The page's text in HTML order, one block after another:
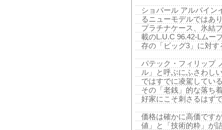
ショパール アルパイン
るニューモデルではあ
プラチナケース、氷結
載のL.U.C 96.42-Lムー
存の「ビッグ3」に対
パテック・フィリップ
ル」と呼ぶにふさわし
ではすでに凌駕してい
その「老銭」的な落ち
好家にこそ刺さるはず
価格は確かに高価です
値」と「技術的粋」が